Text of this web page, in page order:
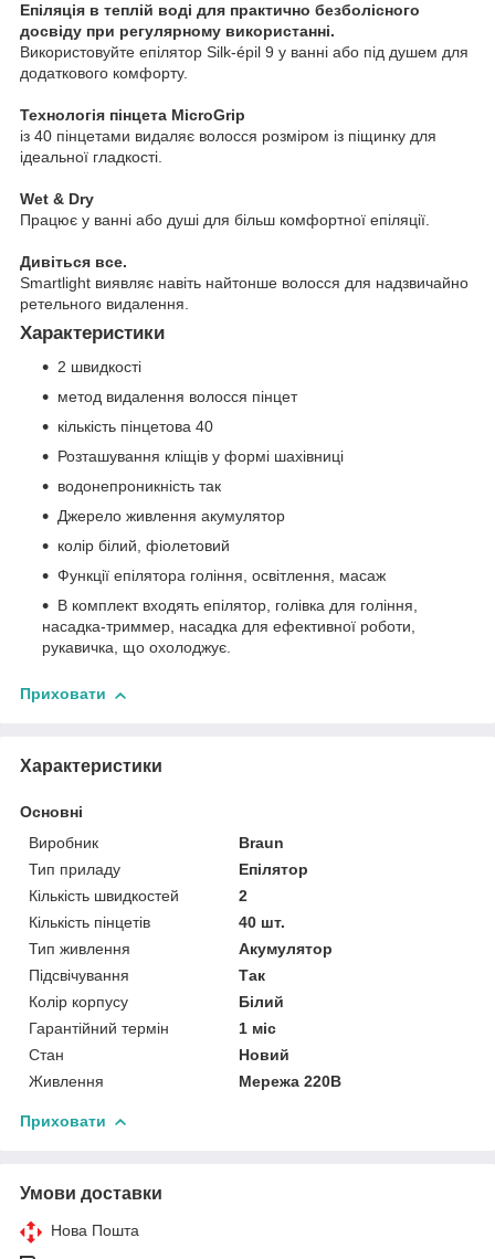
Епіляція в теплій воді для практично безболісного
досвіду при регулярному використанні.
Використовуйте епілятор Silk-épil 9 у ванні або під душем для
додаткового комфорту.
Технологія пінцета MicroGrip
із 40 пінцетами видаляє волосся розміром із піщинку для
ідеальної гладкості.
Wet & Dry
Працює у ванні або душі для більш комфортної епіляції.
Дивіться все.
Smartlight виявляє навіть найтонше волосся для надзвичайно
ретельного видалення.
Характеристики
2 швидкості
метод видалення волосся пінцет
кількість пінцетова 40
Розташування кліщів у формі шахівниці
водонепроникність так
Джерело живлення акумулятор
колір білий, фіолетовий
Функції епілятора гоління, освітлення, масаж
В комплект входять епілятор, голівка для гоління,
насадка-триммер, насадка для ефективної роботи,
рукавичка, що охолоджує.
Приховати
Характеристики
Основні
Виробник
Braun
Тип приладу
Епілятор
Кількість швидкостей
2
Кількість пінцетів
40 шт.
Тип живлення
Акумулятор
Підсвічування
Так
Колір корпусу
Білий
Гарантійний термін
1 міс
Стан
Новий
Живлення
Мережа 220В
Приховати
Умови доставки
Нова Пошта